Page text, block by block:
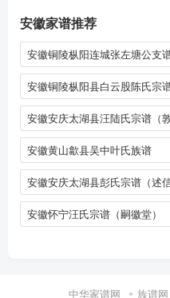
安徽家谱推荐
安徽铜陵枞阳连城张左塘公支
安徽铜陵枞阳县白云股陈氏宗
安徽安庆太湖县汪陆氏宗谱（
安徽黄山歙县吴中叶氏族谱
安徽安庆太湖县彭氏宗谱（述信
安徽怀宁汪氏宗谱（嗣徽堂）
中华家谱网 族谱网